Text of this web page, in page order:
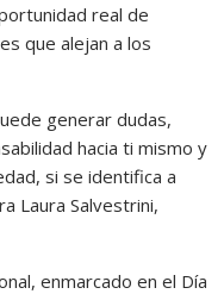
real de
que alejan a los
generar dudas,
hacia ti mismo y
si se identifica a
Laura Salvestrini,
enmarcado en el Día